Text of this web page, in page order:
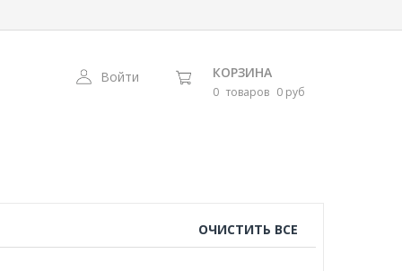
Войти КОРЗИНА
0 товаров 0 руб
ОЧИСТИТЬ ВСЕ